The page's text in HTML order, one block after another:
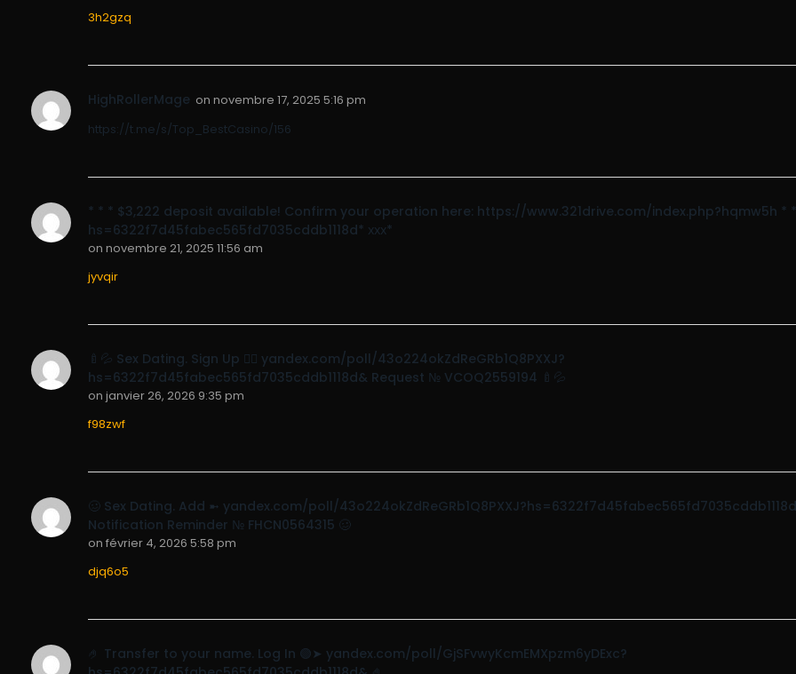
3h2gzq
HighRollerMage on novembre 17, 2025 5:16 pm
https://t.me/s/Top_BestCasino/156
* * * $3,222 deposit available! Confirm your operation here: https://www.321drive.com/index.php?hqmw5h *
hs=6322f7d45fabec565fd7035cddb1118d* ххх*
on novembre 21, 2025 11:56 am
jyvqir
🍼💦 Sex Dating. Sign Up 👉🏼 yandex.com/poll/43o224okZdReGRb1Q8PXXJ?
hs=6322f7d45fabec565fd7035cddb1118d& Request № VCOQ2559194 🍼💦
on janvier 26, 2026 9:35 pm
f98zwf
🥴 Sex Dating. Add ➼ yandex.com/poll/
Notification Reminder № FHCN0564315 🥴
on février 4, 2026 5:58 pm
djq6o5
🤌 Transfer to your name. Log In 🟢➤ yandex.com/poll/GjSFvwyKcmEMXpzm6yDExc?